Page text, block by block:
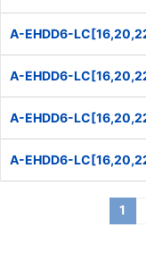
A-EHDD6-
A-EHDD6-
A-EHDD6-
A-EHDD6-
1